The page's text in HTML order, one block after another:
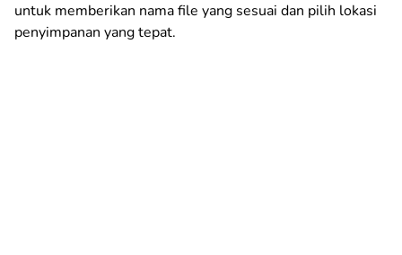
untuk memberikan nama file yang sesuai dan pilih lokasi
penyimpanan yang tepat.